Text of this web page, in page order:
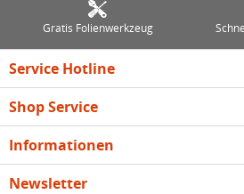
Gratis Folienwerkzeug
Service Hotline
Shop Service
Informationen
Newsletter